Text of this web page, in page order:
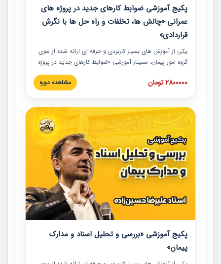
پکیج آموزشی ضوابط کارهای جدید در پروژه های
عمرانی «چالش ها، تخلفات و راه حل ها با نگرش
قراردادی»
یکی از آموزش‏‏‏‏‏‏ های بسیار کاربردی و حرفه‏ ای ارائه شده از سوی
گروه امور پیمان، سمینار آموزشی «ضوابط کارهای جدید در پروژه
های عمرانی» چالش ها، تخلفات و راه حل ها با نگرش قراردادی
است که در محل سندیکای شرکت های ساختمانی کشور ارائه شد.
مدارک پیمان به همراه تجربیات عملی ارائه شده است.
2800000 تومان مشاهده دوره
پکیج آموزشی «بررسی و تحلیل اسناد و مدارک
پیمان»